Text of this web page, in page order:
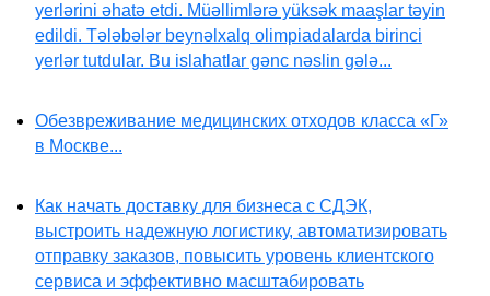
yerlərini əhatə etdi. Müəllimlərə yüksək maaşlar təyin
edildi. Tələbələr beynəlxalq olimpiadalarda birinci
yerlər tutdular. Bu islahatlar gənc nəslin gələ...
Обезвреживание медицинских отходов класса «Г»
в Москве...
Как начать доставку для бизнеса с СДЭК,
выстроить надежную логистику, автоматизировать
отправку заказов, повысить уровень клиентского
сервиса и эффективно масштабировать